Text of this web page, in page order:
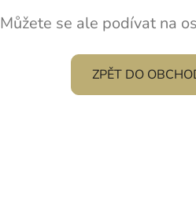
Můžete se ale podívat na
ZPĚT DO